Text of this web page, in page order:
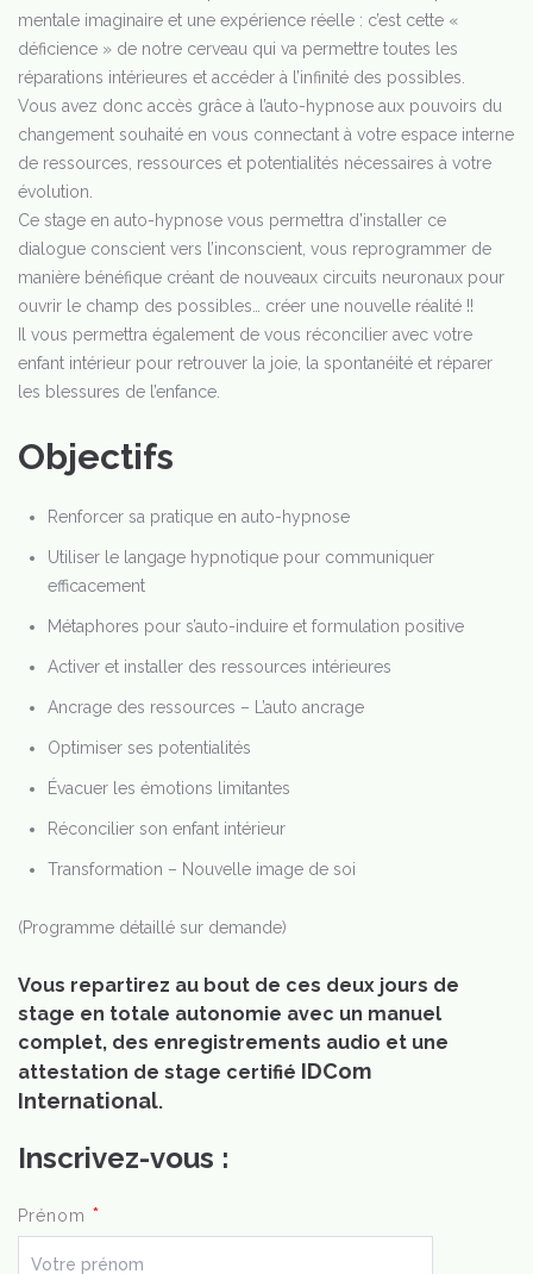
mentale imaginaire et une expérience réelle : c’est cette «
déficience » de notre cerveau qui va permettre toutes les
réparations intérieures et accéder à l’infinité des possibles.
Vous avez donc accès grâce à l’auto-hypnose aux pouvoirs du
changement souhaité en vous connectant à votre espace interne
de ressources, ressources et potentialités nécessaires à votre
évolution.
Ce stage en auto-hypnose vous permettra d’installer ce
dialogue conscient vers l’inconscient, vous reprogrammer de
manière bénéfique créant de nouveaux circuits neuronaux pour
ouvrir le champ des possibles… créer une nouvelle réalité !!
Il vous permettra également de vous réconcilier avec votre
enfant intérieur pour retrouver la joie, la spontanéité et réparer
les blessures de l’enfance.
Objectifs
Renforcer sa pratique en auto-hypnose
Utiliser le langage hypnotique pour communiquer
efficacement
Métaphores pour s’auto-induire et formulation positive
Activer et installer des ressources intérieures
Ancrage des ressources – L’auto ancrage
Optimiser ses potentialités
Évacuer les émotions limitantes
Réconcilier son enfant intérieur
Transformation – Nouvelle image de soi
(Programme détaillé sur demande)
Vous repartirez au bout de ces deux jours de
stage en totale autonomie avec un manuel
complet, des enregistrements audio et une
attestation de stage certifié IDCom
International.
Inscrivez-vous :
Prénom *